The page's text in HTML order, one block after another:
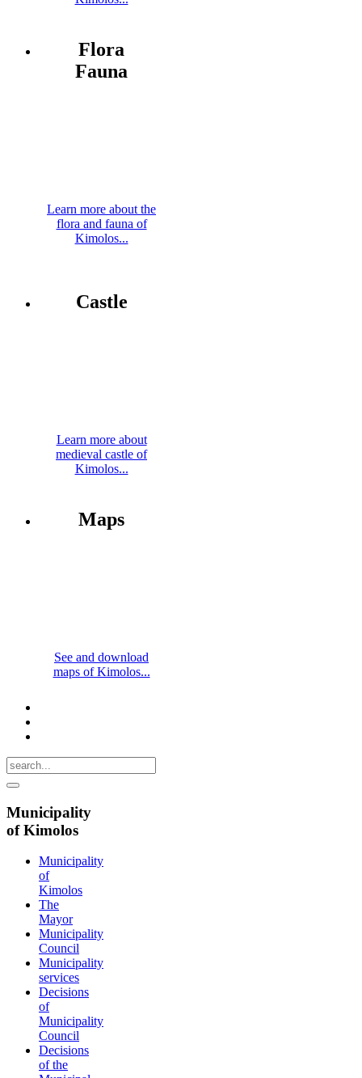
Flora
Fauna
Learn more about the
flora and fauna of
Kimolos...
Castle
Learn more about
medieval castle of
Kimolos...
Maps
See and download
maps of Kimolos...
Municipality
of Kimolos
Municipality
of
Kimolos
The
Mayor
Municipality
Council
Municipality
services
Decisions
of
Municipality
Council
Decisions
of the